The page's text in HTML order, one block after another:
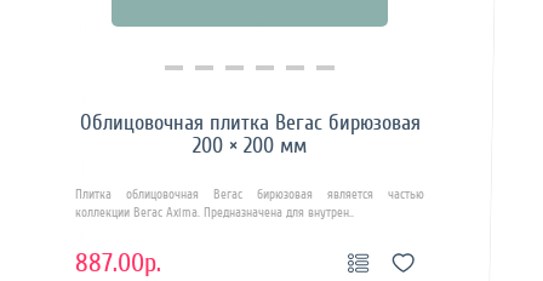
Купить в 1 клик
Облицовочная плитка Вегас бирюзовая
200 × 200 мм
Плитка облицовочная Вегас бирюзовая является частью
коллекции Вегас Axima. Предназначена для внутрен..
887.00р.